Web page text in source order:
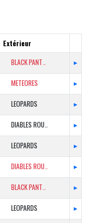
Extérieur
BLACK PANTHERS ▸
METEORES ▸
LEOPARDS ▸
DIABLES ROUGES ▸
LEOPARDS ▸
DIABLES ROUGES ▸
BLACK PANTHERS ▸
LEOPARDS ▸